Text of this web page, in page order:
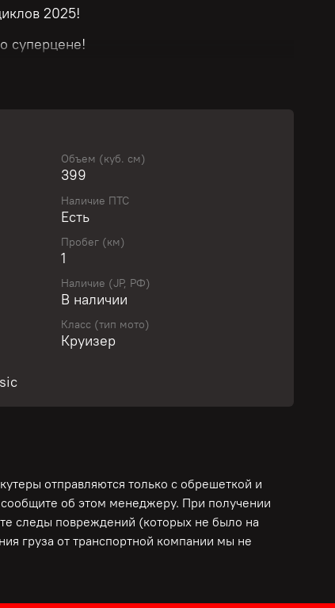
2025!
суперцене!
и стоимости мотоцикла.
у нашего менеджера!
персональное предложение уже сегодня!
езды! Карданный привод!
только для начинающих мотоциклистов,
ПРОШЕЛ ДИАГНОСТИКУ, ЧАСТИЧНОЕ
ПОДГОТОВКУ в сервисе Мото-
Нужно больше информации? Сделаем
Объем (куб. см)
399
Наличие ПТС
Есть
Пробег (км)
1
Наличие (JP, РФ)
В наличии
Класс (тип мото)
Круизер
отправляются только с обрешеткой и
сообщите об этом менеджеру. При получении
следы повреждений (которых не было на
груза от транспортной компании мы не